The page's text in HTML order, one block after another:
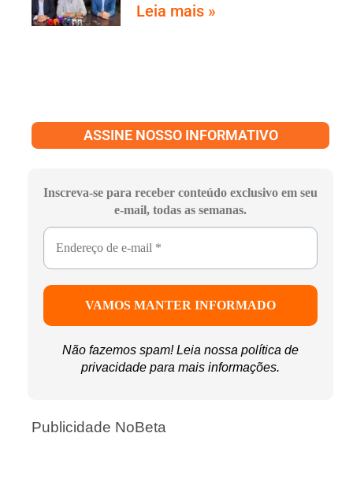
Leia mais »
ASSINE NOSSO INFORMATIVO
Inscreva-se para receber conteúdo exclusivo em seu
e-mail, todas as semanas.
Não fazemos spam! Leia nossa política de
privacidade para mais informações.
Publicidade NoBeta